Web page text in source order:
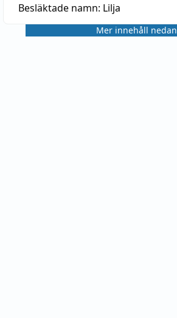
Besläktade namn: Lilja
Mer innehåll nedan